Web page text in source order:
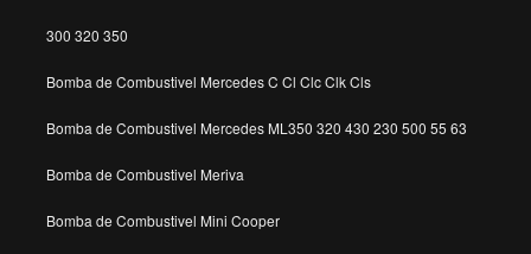
300 320 350
Bomba de Combustivel Mercedes C Cl Clc Clk Cls
Bomba de Combustivel Mercedes ML350 320 430 230 500 55 63
Bomba de Combustivel Meriva
Bomba de Combustivel Mini Cooper